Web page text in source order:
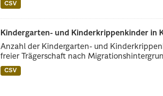
CSV
Kindergarten- und Kinderkrippenkinder in
Anzahl der Kindergarten- und
freier Trägerschaft nach
CSV